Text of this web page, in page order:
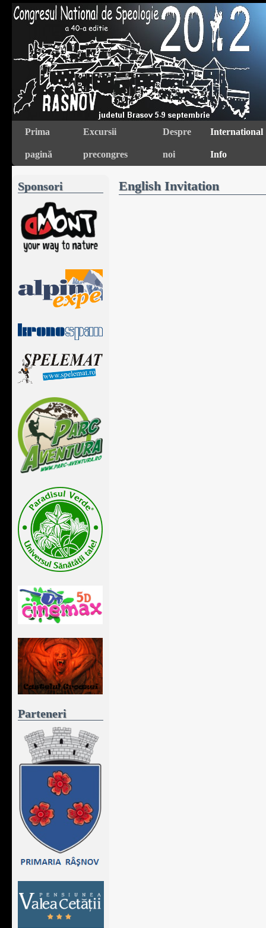
Prima
pagină
Excursii
precongres
Despre
noi
International
Info
English Invitation
Sponsori
Parteneri